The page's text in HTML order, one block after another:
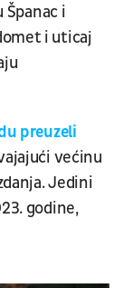
i
i uticaj
preuzeli
većinu
Jedini
godine,